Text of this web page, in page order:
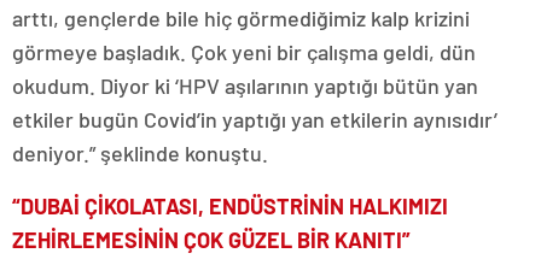
arttı, gençlerde bile hiç görmediğimiz kalp krizini
görmeye başladık. Çok yeni bir çalışma geldi, dün
okudum. Diyor ki ‘HPV aşılarının yaptığı bütün yan
etkiler bugün Covid’in yaptığı yan etkilerin aynısıdır’
deniyor.” şeklinde konuştu.
“DUBAİ ÇİKOLATASI, ENDÜSTRİNİN HALKIMIZI
ZEHİRLEMESİNİN ÇOK GÜZEL BİR KANITI”